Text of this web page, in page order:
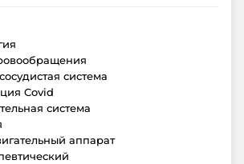
система
Covid
система
аппарат